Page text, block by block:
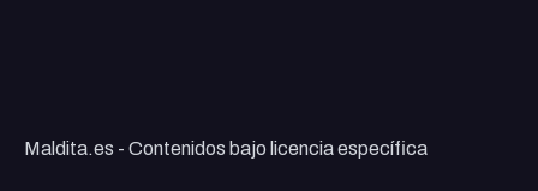
Maldita.es - Contenidos bajo licencia específica